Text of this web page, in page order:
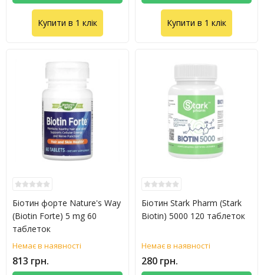
Купити в 1 клік Купити в 1 клік
Біотин форте Nature's Way
(Biotin Forte) 5 mg 60
таблеток
Немає в наявності
813 грн.
Біотин Stark Pharm (Stark
Biotin) 5000 120 таблеток
Немає в наявності
280 грн.